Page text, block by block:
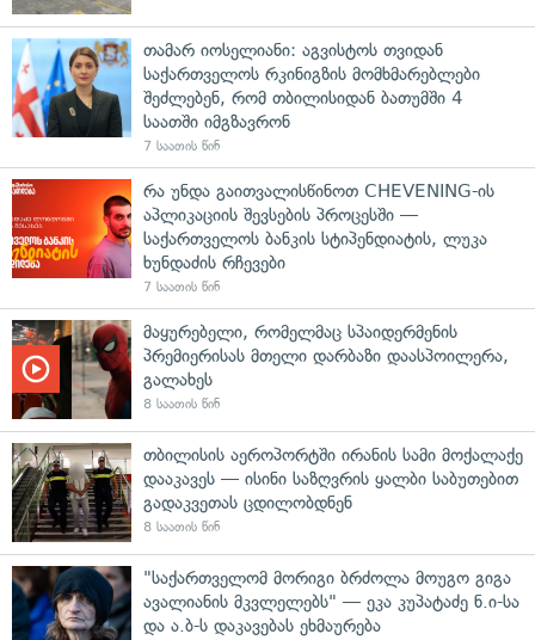
თამარ იოსელიანი: აგვისტოს თვიდან
საქართველოს რკინიგზის მომხმარებლები
შეძლებენ, რომ თბილისიდან ბათუმში 4
საათში იმგზავრონ
7 საათის წინ
რა უნდა გაითვალისწინოთ CHEVENING-ის
აპლიკაციის შევსების პროცესში —
საქართველოს ბანკის სტიპენდიატის, ლუკა
ხუნდაძის რჩევები
7 საათის წინ
მაყურებელი, რომელმაც სპაიდერმენის
პრემიერისას მთელი დარბაზი დაასპოილერა,
გალახეს
8 საათის წინ
თბილისის აეროპორტში ირანის სამი მოქალაქე
დააკავეს — ისინი საზღვრის ყალბი საბუთებით
გადაკვეთას ცდილობდნენ
8 საათის წინ
"საქართველომ მორიგი ბრძოლა მოუგო გიგა
ავალიანის მკვლელებს" — ეკა კუპატაძე ნ.ი-სა
და ა.ბ-ს დაკავებას ეხმაურება